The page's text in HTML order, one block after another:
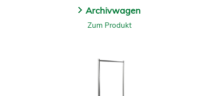
Archivwagen
Zum Produkt